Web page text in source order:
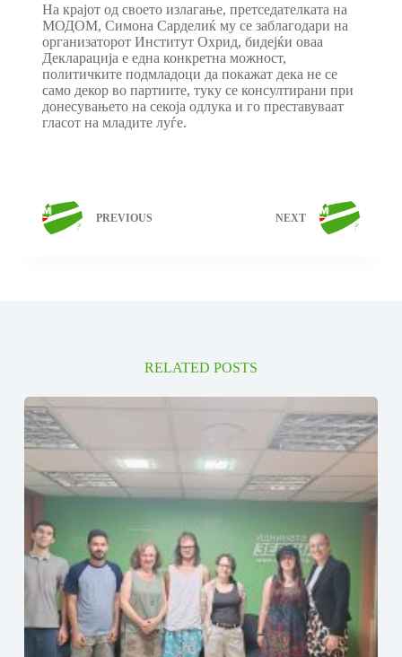
На крајот од своето излагање, претседателката на
МОДОМ, Симона Сарделиќ му се заблагодари на
организаторот Институт Охрид, бидејќи оваа
Декларација е една конкретна можност,
политичките подмладоци да покажат дека не се
само декор во партиите, туку се консултирани при
донесувањето на секоја одлука и го преставуваат
гласот на младите луѓе.
PREVIOUS NEXT
RELATED POSTS